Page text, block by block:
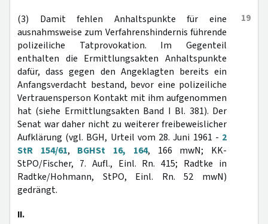
19
(3) Damit fehlen Anhaltspunkte für eine
ausnahmsweise zum Verfahrenshindernis führende
polizeiliche Tatprovokation. Im Gegenteil
enthalten die Ermittlungsakten Anhaltspunkte
dafür, dass gegen den Angeklagten bereits ein
Anfangsverdacht bestand, bevor eine polizeiliche
Vertrauensperson Kontakt mit ihm aufgenommen
hat (siehe Ermittlungsakten Band I Bl. 381). Der
Senat war daher nicht zu weiterer freibeweislicher
Aufklärung (vgl. BGH, Urteil vom 28. Juni 1961 - 2
StR 154/61, BGHSt 16, 164, 166 mwN; KK-
StPO/Fischer, 7. Aufl., Einl. Rn. 415; Radtke in
Radtke/Hohmann, StPO, Einl. Rn. 52 mwN)
gedrängt.
II.